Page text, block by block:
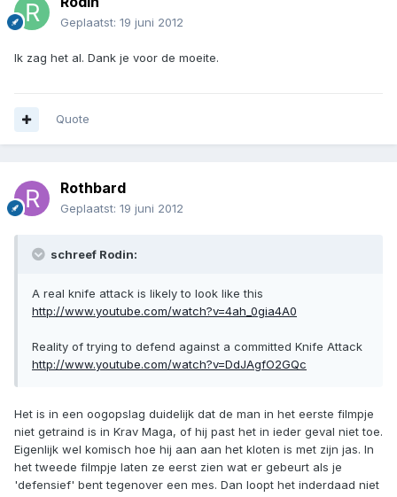
Geplaatst: 19 juni 2012
Ik zag het al. Dank je voor de moeite.
Quote
Rothbard
Geplaatst: 19 juni 2012
schreef Rodin:
A real knife attack is likely to look like this
http://www.youtube.com/watch?v=4ah_0gia4A0
Reality of trying to defend against a committed Knife Attack
http://www.youtube.com/watch?v=DdJAgfO2GQc
Het is in een oogopslag duidelijk dat de man in het eerste filmpje
niet getraind is in Krav Maga, of hij past het in ieder geval niet toe.
Eigenlijk wel komisch hoe hij aan aan het kloten is met zijn jas. In
het tweede filmpje laten ze eerst zien wat er gebeurt als je
'defensief' bent tegenover een mes. Dan loopt het inderdaad niet